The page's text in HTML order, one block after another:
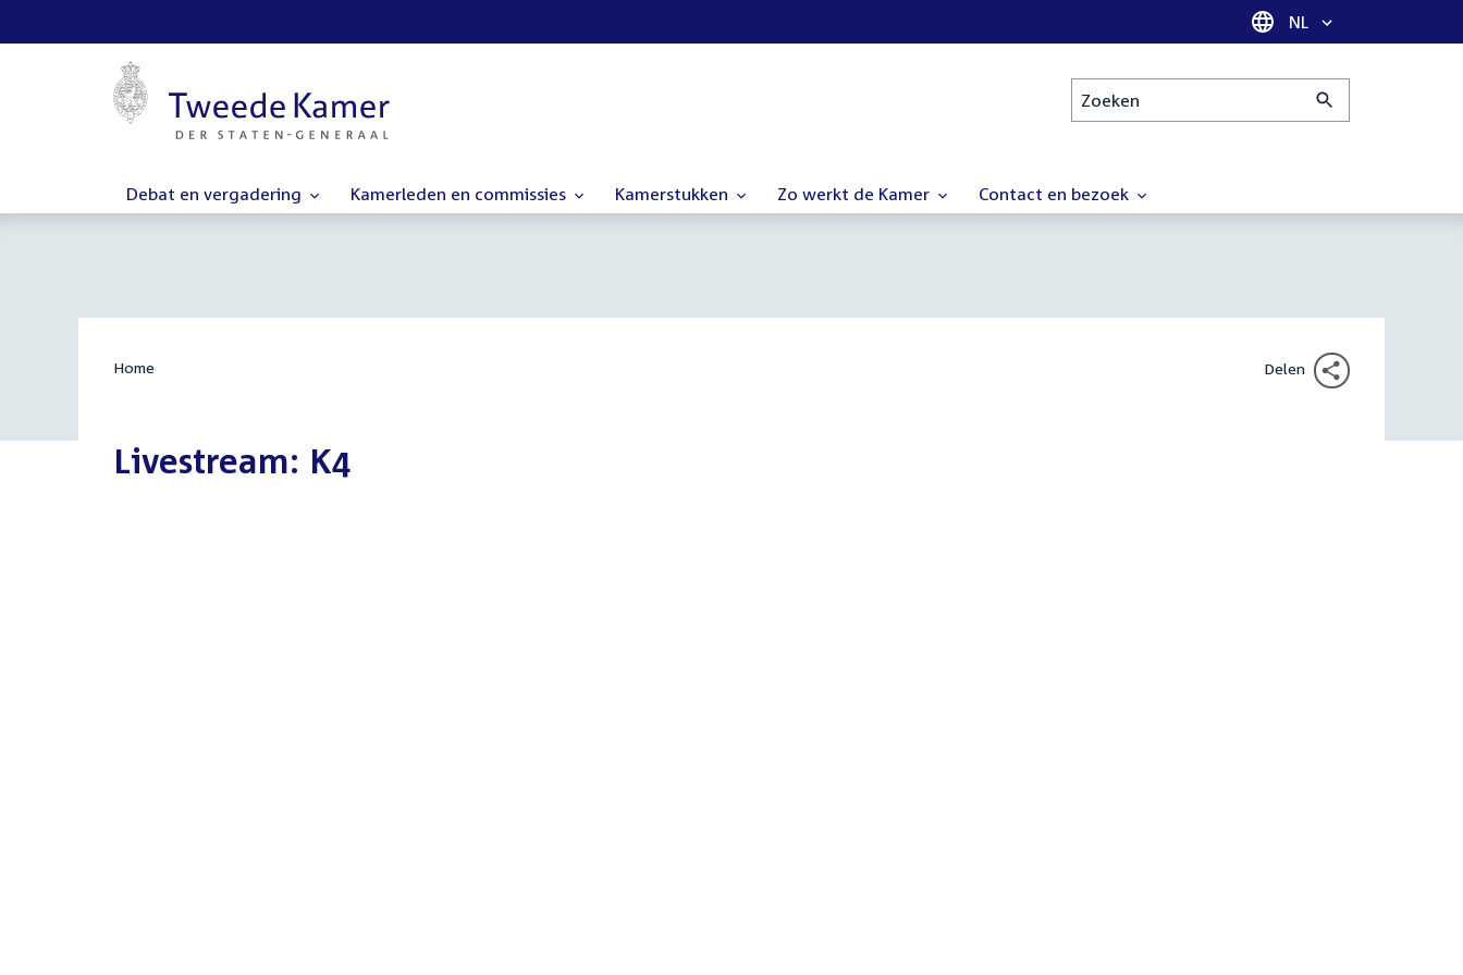
Taal selectie
NL
Zoeken
Debat en vergadering Kamerleden en commissies Kamerstukken Zo werkt de Kamer Contact en bezoek
Home Delen
Livestream: K4